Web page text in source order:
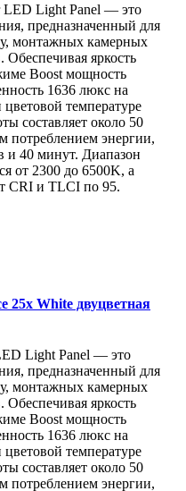
LED Light Panel — это
предназначенный для
монтажных камерных
Обеспечивая яркость
Boost мощность
1636 люкс на
температуре
составляет около 50
энергии,
и 40 минут. Диапазон
от 2300 до 6500K, а
CRI и TLCI по 95.
25x White двуцветная
Light Panel — это
предназначенный для
монтажных камерных
Обеспечивая яркость
Boost мощность
1636 люкс на
температуре
составляет около 50
энергии,